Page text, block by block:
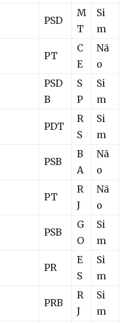
PSD
M
T
Si
m
PT
C
E
Nã
o
PSD
B
S
P
Si
m
PDT
R
S
Si
m
PSB
B
A
Nã
o
PT
R
J
Nã
o
PSB
G
O
Si
m
PR
E
S
Si
m
PRB
R
J
Si
m